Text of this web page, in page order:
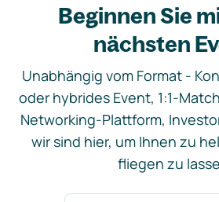
Beginnen Sie
nächsten
Unabhängig vom Format -
oder hybrides Event, 1:1-
Networking-Plattform,
wir sind hier, um Ihnen zu
fliegen zu